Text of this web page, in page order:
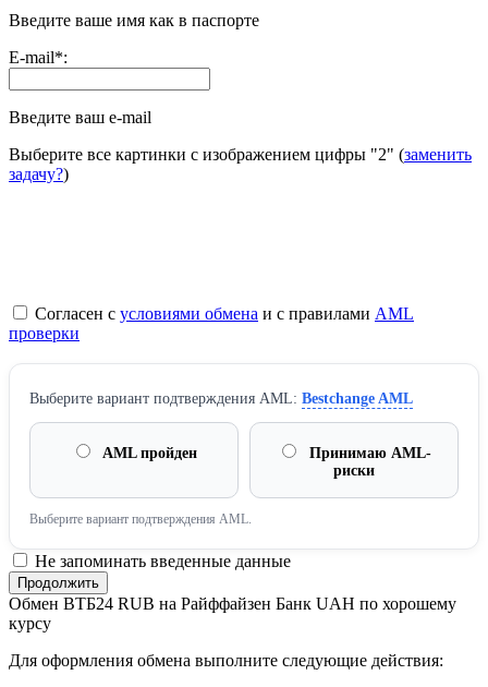
Введите ваше имя как в паспорте
E-mail*:
Введите ваш e-mail
Выберите все картинки с изображением цифры "2" (заменить
задачу?)
Согласен с условиями обмена и с правилами AML
проверки
Выберите вариант подтверждения AML: Bestchange AML
AML пройден
Принимаю AML-
риски
Выберите вариант подтверждения AML.
Не запоминать введенные данные
Обмен ВТБ24 RUB на Райффайзен Банк UAH по хорошему
курсу
Для оформления обмена выполните следующие действия: